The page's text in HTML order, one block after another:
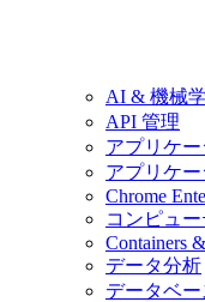
AI & 機械
API 管理
アプリケ
アプリケ
Chrome
コンピュ
Containers
データ分析
データベー